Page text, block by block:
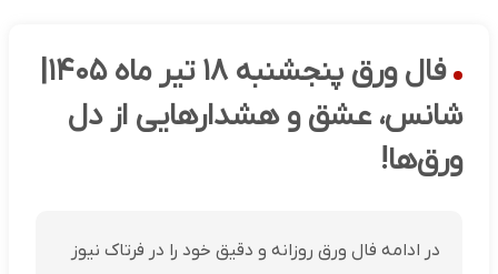
فال ورق پنجشنبه ۱۸ تیر ماه ۱۴۰۵|
شانس، عشق و هشدارهایی از دل
ورق‌ها!
در ادامه فال ورق روزانه و دقیق خود را در فرتاک نیوز